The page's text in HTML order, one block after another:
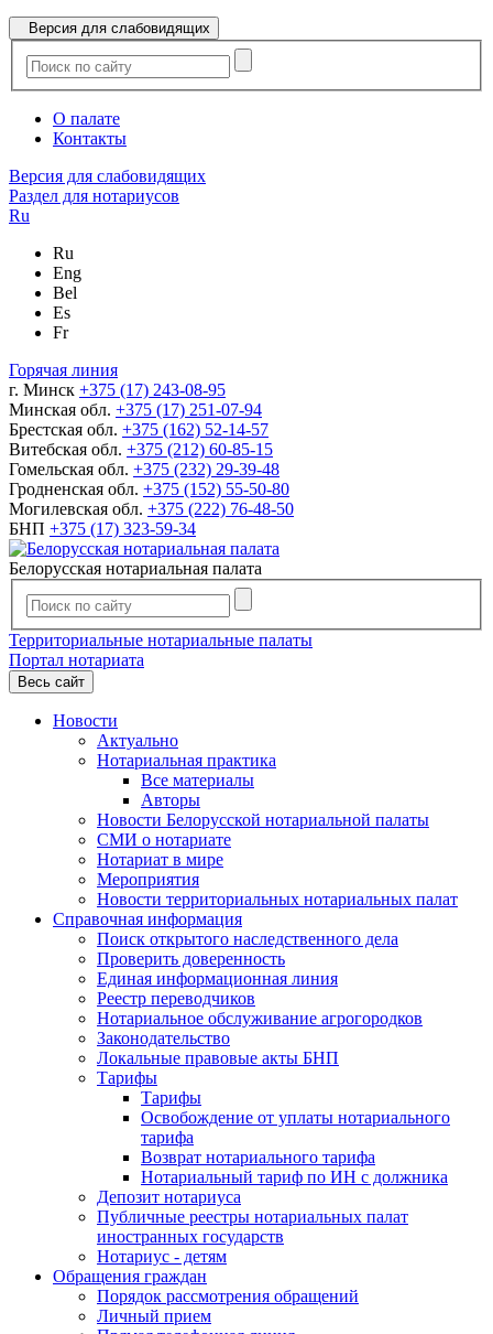
Версия для слабовидящих
О палате
Контакты
Версия для слабовидящих
Раздел для нотариусов
Ru
Ru
Eng
Bel
Es
Fr
Горячая линия
г. Минск +375 (17) 243-08-95
Минская обл. +375 (17) 251-07-94
Брестская обл. +375 (162) 52-14-57
Витебская обл. +375 (212) 60-85-15
Гомельская обл. +375 (232) 29-39-48
Гродненская обл. +375 (152) 55-50-80
Могилевская обл. +375 (222) 76-48-50
БНП +375 (17) 323-59-34
Белорусская нотариальная палата
Территориальные нотариальные палаты
Портал нотариата
Весь сайт
Новости
Актуально
Нотариальная практика
Все материалы
Авторы
Новости Белорусской нотариальной палаты
СМИ о нотариате
Нотариат в мире
Мероприятия
Новости территориальных нотариальных палат
Справочная информация
Поиск открытого наследственного дела
Проверить доверенность
Единая информационная линия
Реестр переводчиков
Нотариальное обслуживание агрогородков
Законодательство
Локальные правовые акты БНП
Тарифы
Тарифы
Освобождение от уплаты нотариального
тарифа
Возврат нотариального тарифа
Нотариальный тариф по ИН с должника
Депозит нотариуса
Публичные реестры нотариальных палат
иностранных государств
Нотариус - детям
Обращения граждан
Порядок рассмотрения обращений
Личный прием